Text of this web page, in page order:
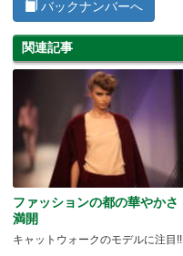
バックナンバーへ
関連記事
ファッションの都の華やかさ
満開
キャットウォークのモデルに注目!!